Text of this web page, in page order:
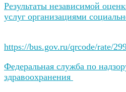
Результаты независимой
услуг организациями
https://bus.gov.ru/qrcode/rate/
Федеральная служба по
здравоохранения